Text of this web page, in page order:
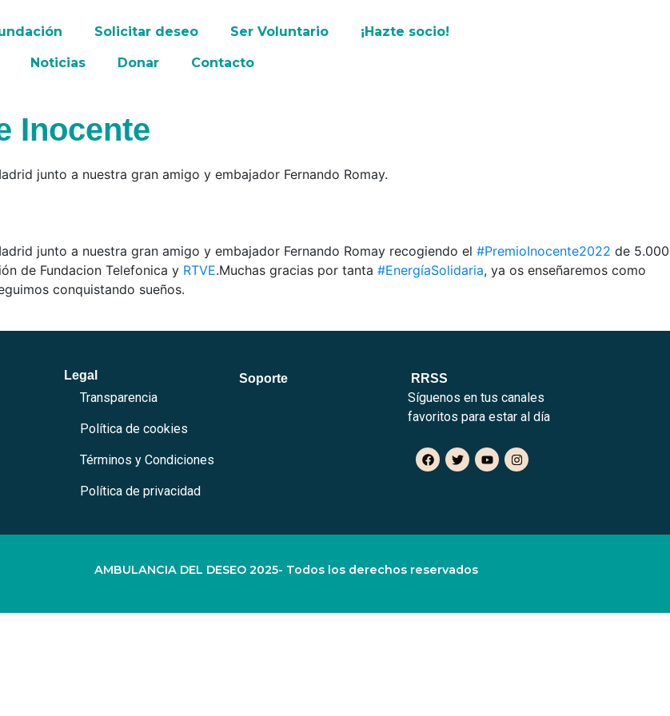
Solicitar deseo Ser Voluntario ¡Hazte socio!
Noticias Donar Contacto
Inocente
junto a nuestra gran amigo y embajador Fernando Romay.
junto a nuestra gran amigo y embajador Fernando Romay recogiendo el #PremioInocente2022 de 5.000
de Fundacion Telefonica y RTVE.Muchas gracias por tanta #EnergíaSolidaria, ya os enseñaremos como
conquistando sueños.
Legal
Transparencia
Política de cookies
Términos y Condiciones
Política de privacidad
Soporte RRSS
Síguenos en tus canales
favoritos para estar al día
AMBULANCIA DEL DESEO 2025- Todos los derechos reservados